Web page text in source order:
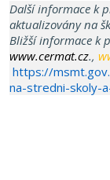
Další informace k
aktualizovány na
Bližší informace k
www.cermat.cz.,
https://
na-stredni-skoly-